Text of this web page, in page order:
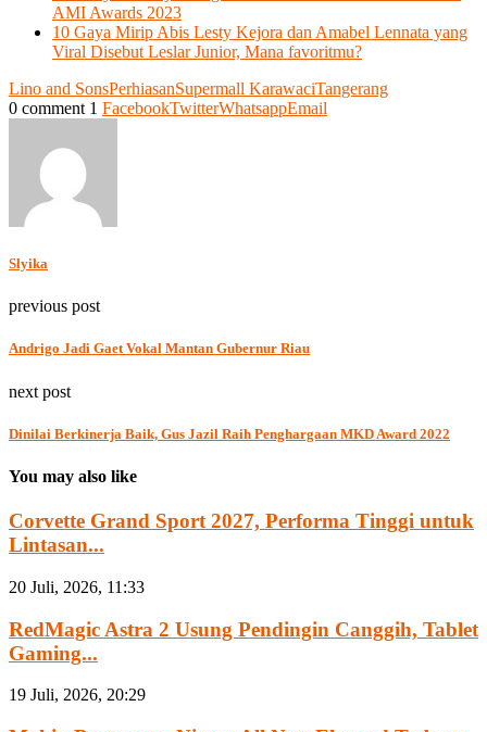
AMI Awards 2023
10 Gaya Mirip Abis Lesty Kejora dan Amabel Lennata yang
Viral Disebut Leslar Junior, Mana favoritmu?
Lino and SonsPerhiasanSupermall KarawaciTangerang
0 comment 1 FacebookTwitterWhatsappEmail
Slyika
previous post
Andrigo Jadi Gaet Vokal Mantan Gubernur Riau
next post
Dinilai Berkinerja Baik, Gus Jazil Raih Penghargaan MKD Award 2022
You may also like
Corvette Grand Sport 2027, Performa Tinggi untuk
Lintasan...
20 Juli, 2026, 11:33
RedMagic Astra 2 Usung Pendingin Canggih, Tablet
Gaming...
19 Juli, 2026, 20:29